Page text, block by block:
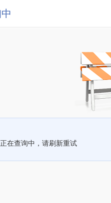
正在查询中，请刷新重试